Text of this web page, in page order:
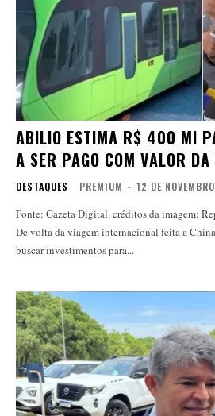
ABILIO ESTIMA R$ 400 MI
A SER PAGO COM VALOR
DESTAQUES PREMIUM - 12 DE
Fonte: Gazeta Digital, créditos da imagem:
De volta da viagem internacional feita a
buscar investimentos para...